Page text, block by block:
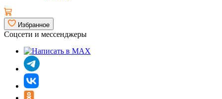
Избранное
Соцсети и мессенджеры